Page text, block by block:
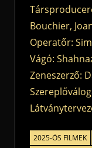
Bouchier,
Operatőr:
Vágó:
Zeneszerző:
2025-ÖS FILMEK